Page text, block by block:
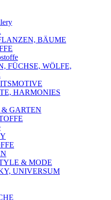
BÄUME
FÜCHSE, WÖLFE,
HARMONIES
& GARTEN
& MODE
UNIVERSUM